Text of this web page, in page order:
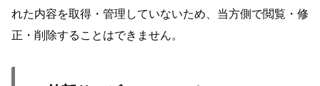
れた内容を取得・管理していないため、当方側で閲覧・修
正・削除することはできません。